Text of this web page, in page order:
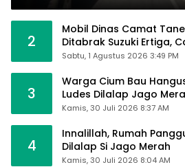
2
Mobil Dinas Camat
Ditabrak Suzuki Ertiga,
Alhamdulillah Saya Baik-
Sabtu, 1 Agustus 2026 3:49 PM
3
Warga Cium Bau
Ludes Dilalap Jago
Kamis, 30 Juli 2026 8:37 AM
4
Innalillah, Rumah
Dilalap Si Jago Merah
Kamis, 30 Juli 2026 8:04 AM